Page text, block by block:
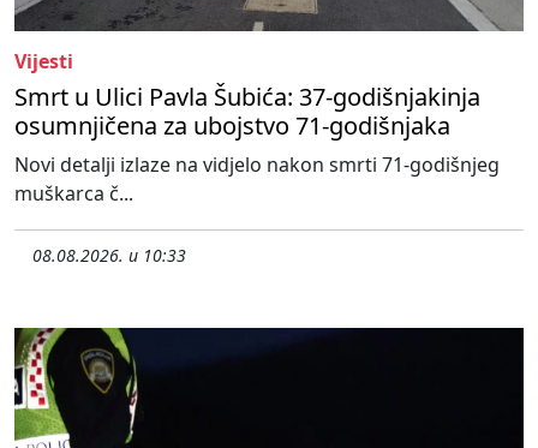
Vijesti
Smrt u Ulici Pavla Šubića: 37-godišnjakinja
osumnjičena za ubojstvo 71-godišnjaka
Novi detalji izlaze na vidjelo nakon smrti 71-godišnjeg
muškarca č...
08.08.2026. u 10:33